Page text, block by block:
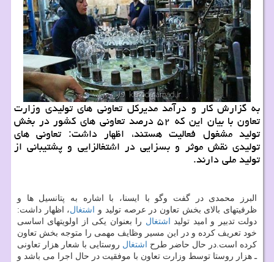
به گزارش كار و درآمد مدیركل تعاونی های تولیدی وزارت
تعاون با بیان این كه ۵۲ درصد تعاونی های كشور در بخش
تولید مشغول فعالیت هستند، اظهار داشت: تعاونی های
تولیدی نقش موثر و بسزایی در اشتغالزایی و پشتیبانی از
تولید ملی دارند.
البرز محمدی در گفت وگو با ایسنا، با اشاره به پتانسیل ها و
ظرفیتهای بالای بخش تعاون در عرصه تولید و اشتغال، اظهار داشت:
دولت تدبیر و امید تولید اشتغال را بعنوان یكی از اولویتهای اساسی
خود تعریف كرده و در این مسیر وظایف مهمی را متوجه بخش تعاون
كرده است.در حال حاضر طرح اشتغال روستایی با شعار هزار تعاونی
ـ هزار روستا توسط وزارت تعاون با موفقیت در حال اجرا می باشد و